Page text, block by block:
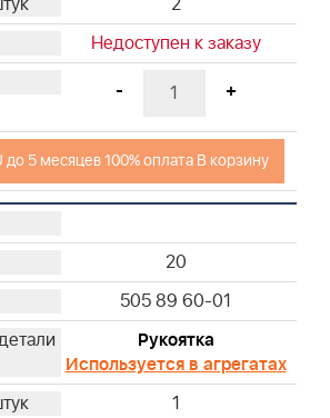
Недоступен к заказу
-
+
до 5 месяцев 100% оплата В корзину
20
505 89 60-01
Рукоятка
Используется в агрегатах
1